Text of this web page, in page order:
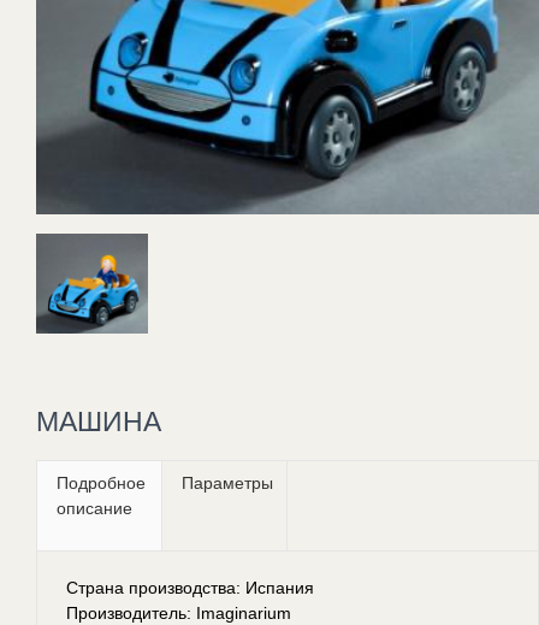
МАШИНА
Подробное
описание
Параметры
Страна производства: Испания
Производитель: Imaginarium